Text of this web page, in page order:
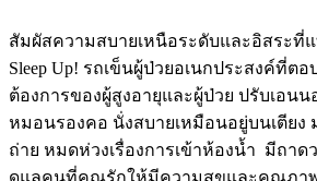
สัมผัสความสบายเหนือระดับและอิสระที่แ
Sleep Up! รถเข็นผู้ป่วยอเนกประสงค์ที่ต
ต้องการของผู้สูงอายุและผู้ป่วย ปรับเอนน
หมอนรองคอ นั่งสบายเหมือนอยู่บนเตียง
ถ่าย หมดห่วงเรื่องการเข้าห้องน้ำ ️ มีถาด
ดูแลคนที่คุณรักให้มีความสุขและคุณภา